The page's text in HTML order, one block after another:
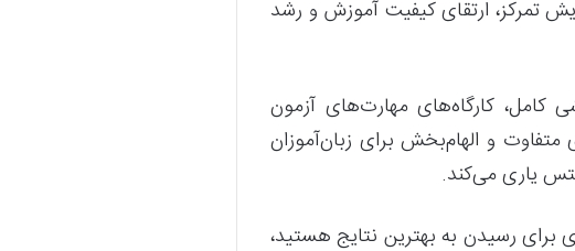
تمرکز، ارتقای کیفیت آموزش و رشد
کامل، کارگاه‌های مهارت‌های آزمون
و الهام‌بخش برای زبان‌آموزان
یاری می‌کند.
برای رسیدن به بهترین نتایج هستید،